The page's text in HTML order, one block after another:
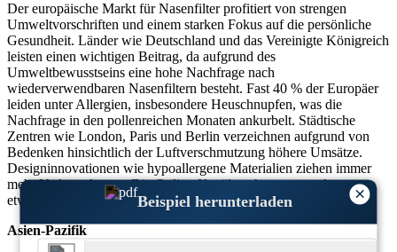
×
Beispiel herunterladen
Der europäische Markt für Nasenfilter profitiert von strengen
Umweltvorschriften und einem starken Fokus auf die persönliche
Gesundheit. Länder wie Deutschland und das Vereinigte Königreich
leisten einen wichtigen Beitrag, da aufgrund des
Umweltbewusstseins eine hohe Nachfrage nach
wiederverwendbaren Nasenfiltern besteht. Fast 40 % der Europäer
leiden unter Allergien, insbesondere Heuschnupfen, was die
Nachfrage in den pollenreichen Monaten ankurbelt. Städtische
Zentren wie London, Paris und Berlin verzeichnen aufgrund von
Bedenken hinsichtlich der Luftverschmutzung höhere Umsätze.
Designinnovationen wie hypoallergene Materialien ziehen immer
mehr Verbraucher an. Die Online-Kanäle nehmen zu und tragen
etwa 35 % zum Umsatz mit Nasenfiltern in der Region bei.
Asien-Pazifik